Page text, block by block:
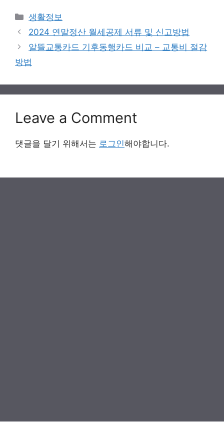
Categories
생활정보
2024 연말정산 월세공제 서류 및 신고방법
알뜰교통카드 기후동행카드 비교 – 교통비 절감
방법
Leave a Comment
댓글을 달기 위해서는 로그인해야합니다.